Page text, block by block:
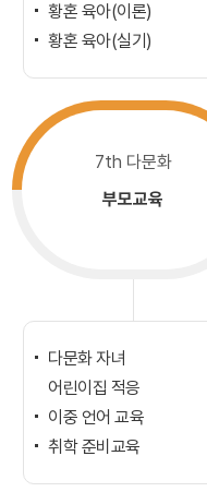
황혼 육아(이론)
황혼 육아(실기)
7th 다문화
부모교육
다문화 자녀
어린이집 적응
이중 언어 교육
취학 준비교육